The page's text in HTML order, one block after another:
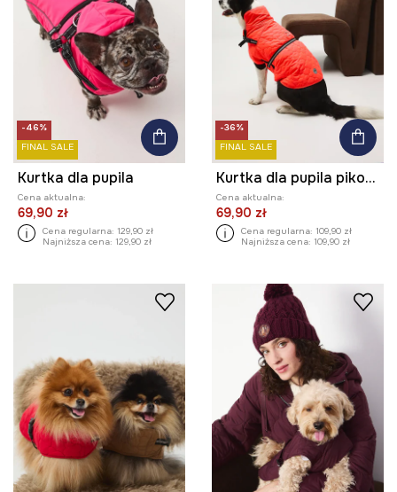
-46%
FINAL SALE
Kurtka dla pupila
Cena aktualna:
69,90 zł
Cena regularna: 129,90 zł
Najniższa cena: 129,90 zł
-36%
FINAL SALE
Kurtka dla pupila pikowana
Cena aktualna:
69,90 zł
Cena regularna: 109,90 zł
Najniższa cena: 109,90 zł